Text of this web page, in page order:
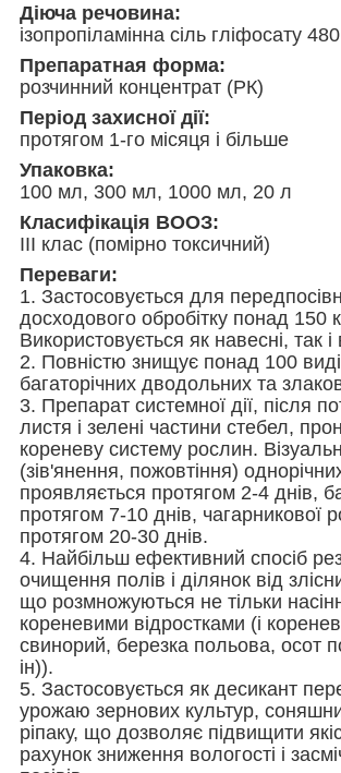
Діюча речовина:
ізопропіламінна сіль гліфосату
Препаратная форма:
розчинний концентрат (РК)
Період захисної дії:
протягом 1-го місяця і більше
Упаковка:
100 мл, 300 мл, 1000 мл, 20 л
Класифікація ВООЗ:
ІІІ клас (помірно токсичний)
Переваги:
1. Застосовується для
досходового обробітку понад 150
Використовується як навесні, так
2. Повністю знищує понад 100
багаторічних дводольних та
3. Препарат системної дії, після
листя і зелені частини стебел,
кореневу систему рослин.
(зів'янення, пожовтіння)
проявляється протягом 2-4 днів,
протягом 7-10 днів, чагарникової
протягом 20-30 днів.
4. Найбільш ефективний спосіб
очищення полів і ділянок від
що розмножуються не тільки
кореневими відростками (і
свинорий, березка польова, осот
ін)).
5. Застосовується як десикант
урожаю зернових культур,
ріпаку, що дозволяє підвищити
рахунок зниження вологості і